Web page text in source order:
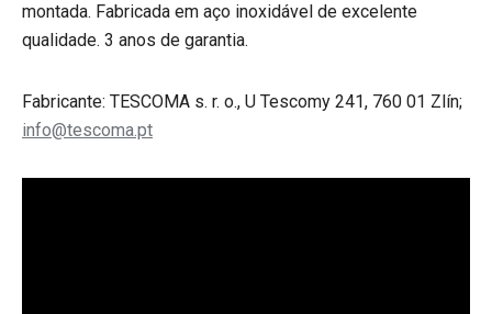
montada. Fabricada em aço inoxidável de excelente
qualidade. 3 anos de garantia.
Fabricante: TESCOMA s. r. o., U Tescomy 241, 760 01 Zlín;
info@tescoma.pt